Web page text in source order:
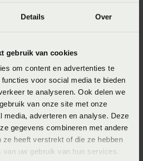
Details Over
gebruik van cookies
om content en advertenties te
voor social media te bieden
te analyseren. Ook delen we
van onze site met onze
media, adverteren en analyse. Deze
gegevens combineren met andere
ze heeft verstrekt of die ze hebben
uw gebruik van hun services.
dit onderzoek
Nederland
getest op:
testte:
klachten